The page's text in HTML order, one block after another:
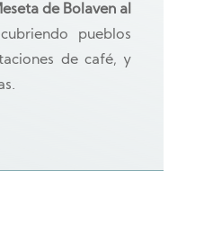
de Bolaven al
pueblos
de café, y